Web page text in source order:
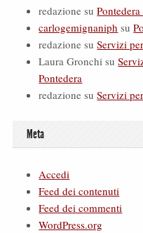
redazione su
carlogemignaniph su
redazione suServizi
Laura Gronchi su
Pontedera
redazione suServizi
Meta
Accedi
Feed dei contenuti
Feed dei commenti
WordPress.org